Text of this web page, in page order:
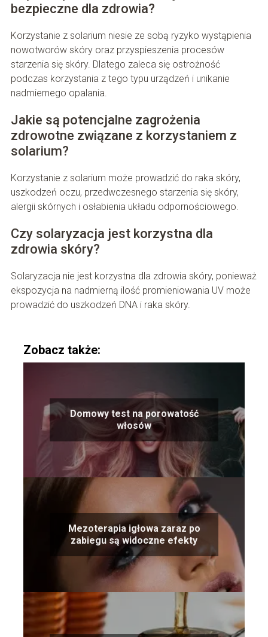
bezpieczne dla zdrowia?
Korzystanie z solarium niesie ze sobą ryzyko wystąpienia
nowotworów skóry oraz przyspieszenia procesów
starzenia się skóry. Dlatego zaleca się ostrożność
podczas korzystania z tego typu urządzeń i unikanie
nadmiernego opalania.
Jakie są potencjalne zagrożenia
zdrowotne związane z korzystaniem z
solarium?
Korzystanie z solarium może prowadzić do raka skóry,
uszkodzeń oczu, przedwczesnego starzenia się skóry,
alergii skórnych i osłabienia układu odpornościowego.
Czy solaryzacja jest korzystna dla
zdrowia skóry?
Solaryzacja nie jest korzystna dla zdrowia skóry, ponieważ
ekspozycja na nadmierną ilość promieniowania UV może
prowadzić do uszkodzeń DNA i raka skóry.
Zobacz także:
Domowy test na porowatość
włosów
Mezoterapia igłowa zaraz po
zabiegu są widoczne efekty